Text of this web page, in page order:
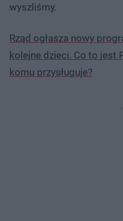
wyszliśmy.
Rząd ogłasza nowy
kolejne dzieci. Co to jest
komu przysługuje?